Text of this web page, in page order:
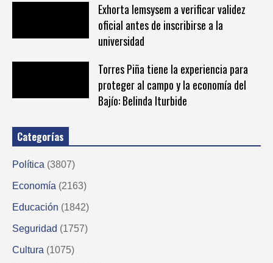
Exhorta Iemsysem a verificar validez
oficial antes de inscribirse a la
universidad
Torres Piña tiene la experiencia para
proteger al campo y la economía del
Bajío: Belinda Iturbide
Categorías
Política (3807)
Economía (2163)
Educación (1842)
Seguridad (1757)
Cultura (1075)